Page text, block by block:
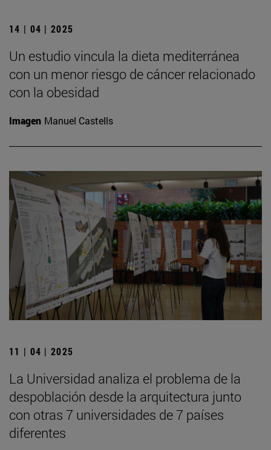
14 | 04 | 2025
Un estudio vincula la dieta mediterránea
con un menor riesgo de cáncer relacionado
con la obesidad
Imagen Manuel Castells
11 | 04 | 2025
La Universidad analiza el problema de la
despoblación desde la arquitectura junto
con otras 7 universidades de 7 países
diferentes